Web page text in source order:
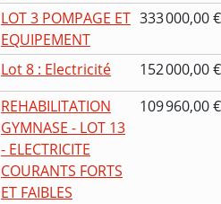
LOT 3 POMPAGE ET
EQUIPEMENT
333 000,00 €
Lot 8 : Electricité
152 000,00 €
REHABILITATION
GYMNASE - LOT 13
- ELECTRICITE
COURANTS FORTS
ET FAIBLES
109 960,00 €